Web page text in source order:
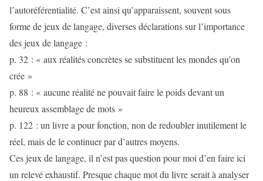
l’autoréférentialité. C’est ainsi qu’apparaissent, souvent sous
forme de jeux de langage, diverses déclarations sur l’importance
des jeux de langage :
p. 32 : « aux réalités concrètes se substituent les mondes qu’on
crée »
p. 88 : « aucune réalité ne pouvait faire le poids devant un
heureux assemblage de mots »
p. 122 : un livre a pour fonction, non de redoubler inutilement le
réel, mais de le continuer par d’autres moyens.
Ces jeux de langage, il n’est pas question pour moi d’en faire ici
un relevé exhaustif. Presque chaque mot du livre serait à analyser